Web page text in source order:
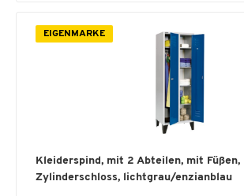
EIGENMARKE
Kleiderspind, mit 2 Abteilen, mit Füßen,
Zylinderschloss, lichtgrau/enzianblau